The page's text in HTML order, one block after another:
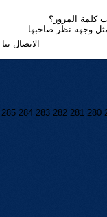
كلمة المرور؟
وجهة نظر صاحبها
الاتصال بنا
280
281
282
283
284
285